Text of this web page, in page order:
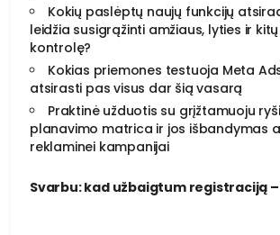
Kokių paslėptų naujų funkcijų
leidžia susigrąžinti amžiaus, lyties ir
kontrolę?
Kokias priemones testuoja Meta
atsirasti pas visus dar šią vasarą
Praktinė užduotis su grįžtamuoju
planavimo matrica ir jos išbandymas
reklaminei kampanijai
Svarbu: kad užbaigtum registraciją